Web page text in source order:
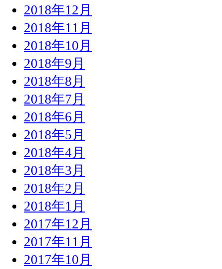
2018年12月
2018年11月
2018年10月
2018年9月
2018年8月
2018年7月
2018年6月
2018年5月
2018年4月
2018年3月
2018年2月
2018年1月
2017年12月
2017年11月
2017年10月